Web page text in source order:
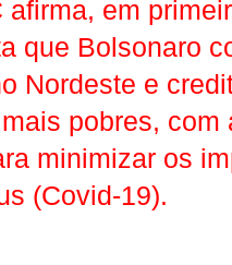
afirma, em
que Bolsonaro
Nordeste e
pobres,
minimizar os
(Covid-19).